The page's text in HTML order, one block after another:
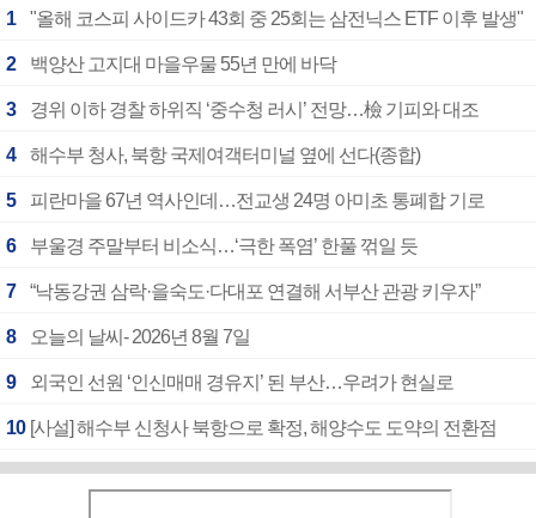
1 "올해 코스피 사이드카 43회 중 25회는 삼전닉스 ETF 이후 발생"
2 백양산 고지대 마을우물 55년 만에 바닥
3 경위 이하 경찰 하위직 ‘중수청 러시’ 전망…檢 기피와 대조
4 해수부 청사, 북항 국제여객터미널 옆에 선다(종합)
5 피란마을 67년 역사인데…전교생 24명 아미초 통폐합 기로
6 부울경 주말부터 비소식…‘극한 폭염’ 한풀 꺾일 듯
7 “낙동강권 삼락·을숙도·다대포 연결해 서부산 관광 키우자”
8 오늘의 날씨- 2026년 8월 7일
9 외국인 선원 ‘인신매매 경유지’ 된 부산…우려가 현실로
10 [사설] 해수부 신청사 북항으로 확정, 해양수도 도약의 전환점